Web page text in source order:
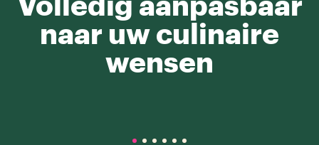
naar uw culinaire
wensen